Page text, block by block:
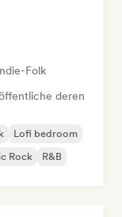
Folk
deren
Lofi bedroom
Rock R&B